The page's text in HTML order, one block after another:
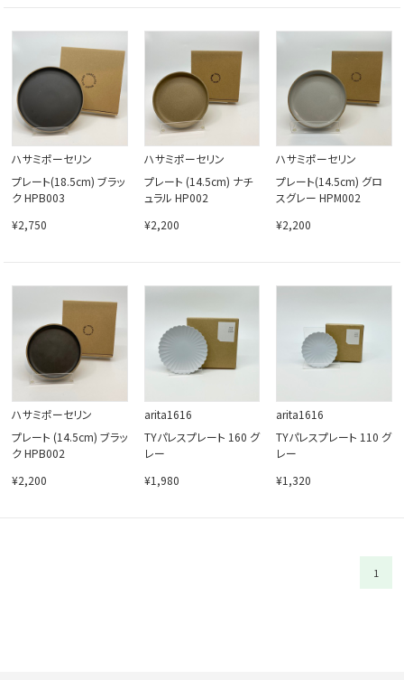
ハサミポーセリン
プレート(18.5cm) ブラッ
ク HPB003
¥2,750
ハサミポーセリン
プレート (14.5cm) ナチ
ュラル HP002
¥2,200
ハサミポーセリン
プレート(14.5cm) グロ
スグレー HPM002
¥2,200
ハサミポーセリン
プレート (14.5cm) ブラッ
ク HPB002
¥2,200
arita1616
TYパレスプレート 160 グ
レー
¥1,980
arita1616
TYパレスプレート 110 グ
レー
¥1,320
1